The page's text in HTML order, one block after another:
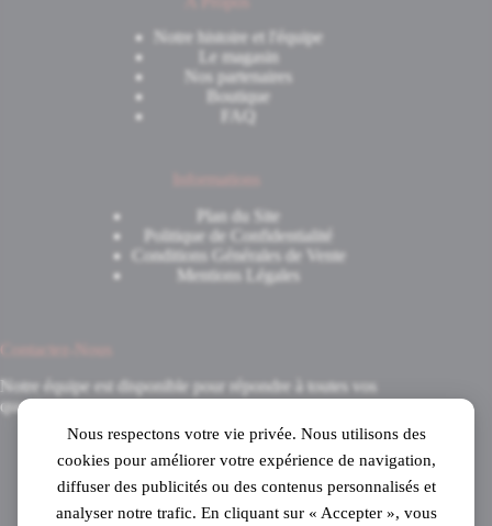
Nous respectons votre vie privée. Nous utilisons des
cookies pour améliorer votre expérience de navigation,
diffuser des publicités ou des contenus personnalisés et
analyser notre trafic. En cliquant sur « Accepter », vous
Notre histoire et l'équipe
Le magasin
Nos partenaires
Boutique
FAQ
Plan du Site
Politique de Confidentialité
Conditions Générales de Vente
Mentions Légales
Contactez-Nous
Notre équipe est disponible pour répondre à toutes vos
questions.
8 Avenue du 8 Mai 1945
31520 Ramonville-Saint-Agne
Mardi au samedi
de 10h à 19h en continu